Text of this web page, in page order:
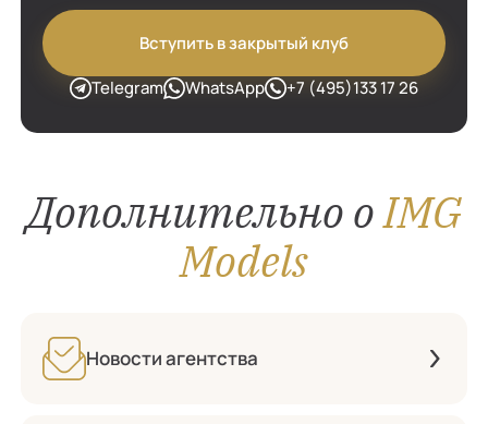
Вступить в закрытый клуб
Telegram
WhatsApp +7 (495)133 17 26
Дополнительно оIMG
Models
Новости агентства